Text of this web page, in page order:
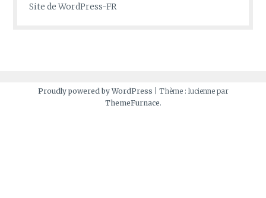
Site de WordPress-FR
Proudly powered by WordPress
Thème : lucienne par
ThemeFurnace.